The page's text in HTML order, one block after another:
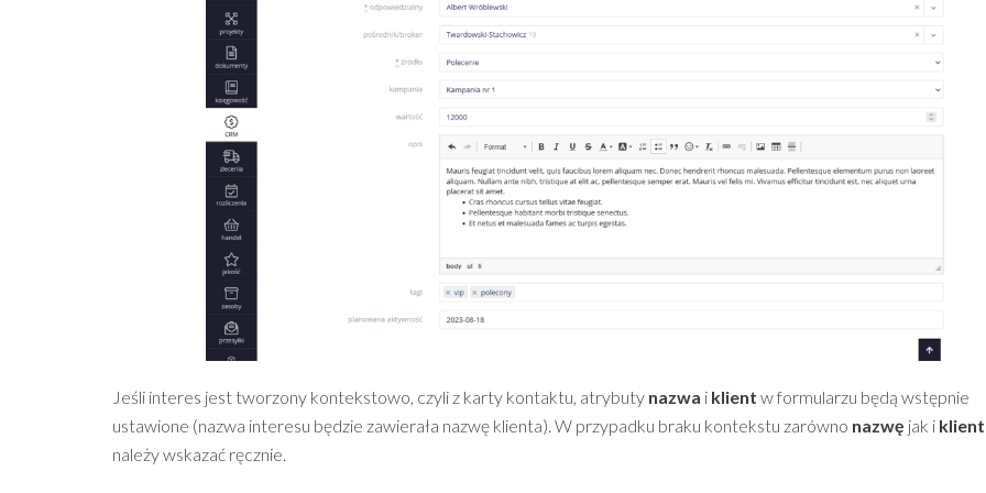
Jeśli interes jest tworzony kontekstowo, czyli z karty kontaktu, atrybuty nazwa i klient w formularzu będą wstępnie
ustawione (nazwa interesu będzie zawierała nazwę klienta). W przypadku braku kontekstu zarówno nazwę jak i
należy wskazać ręcznie.